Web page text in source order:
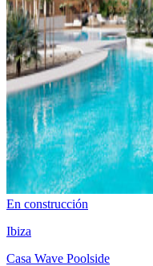
En construcción
Ibiza
Casa Wave Poolside